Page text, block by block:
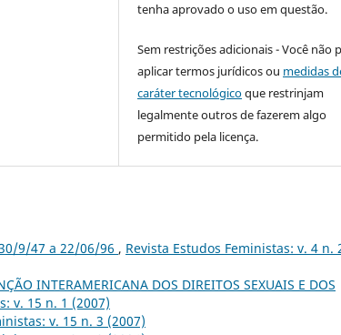
tenha aprovado o uso em questão.
Sem restrições adicionais - Você não
aplicar termos jurídicos ou medidas
caráter tecnológicoque restrinjam
legalmente outros de fazerem algo
permitido pela licença.
9/47 a 22/06/96 , Revista Estudos Feministas: v. 4 n.
INTERAMERICANA DOS DIREITOS SEXUAIS E DOS
v. 15 n. 1 (2007)
v. 15 n. 3 (2007)